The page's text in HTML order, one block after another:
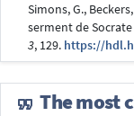
Simons, G.,
serment de
3, 129. https://
The most